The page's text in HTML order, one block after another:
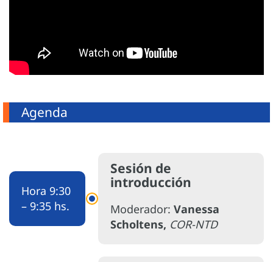
Agenda
Hora 9:30
– 9:35 hs.
Sesión de
introducción
Moderador:Vanessa
Scholtens, COR-NTD